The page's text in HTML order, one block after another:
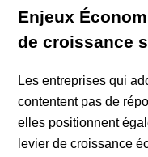
Enjeux
de croissance
Les entreprises qui
contentent pas de
elles positionnent
levier de croissance